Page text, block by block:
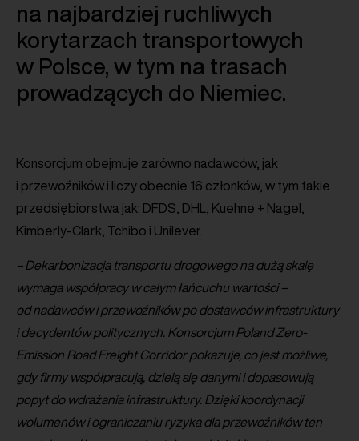
na najbardziej ruchliwych
korytarzach transportowych
w Polsce, w tym na trasach
prowadzących do Niemiec.
Konsorcjum obejmuje zarówno nadawców, jak
i przewoźników i liczy obecnie 16 członków, w tym takie
przedsiębiorstwa jak: DFDS, DHL, Kuehne + Nagel,
Kimberly-Clark, Tchibo i Unilever.
– Dekarbonizacja transportu drogowego na dużą skalę
wymaga współpracy w całym łańcuchu wartości –
od nadawców i przewoźników po dostawców infrastruktury
i decydentów politycznych. Konsorcjum Poland Zero-
Emission Road Freight Corridor pokazuje, co jest możliwe,
gdy firmy współpracują, dzielą się danymi i dopasowują
popyt do wdrażania infrastruktury. Dzięki koordynacji
wolumenów i ograniczaniu ryzyka dla przewoźników ten